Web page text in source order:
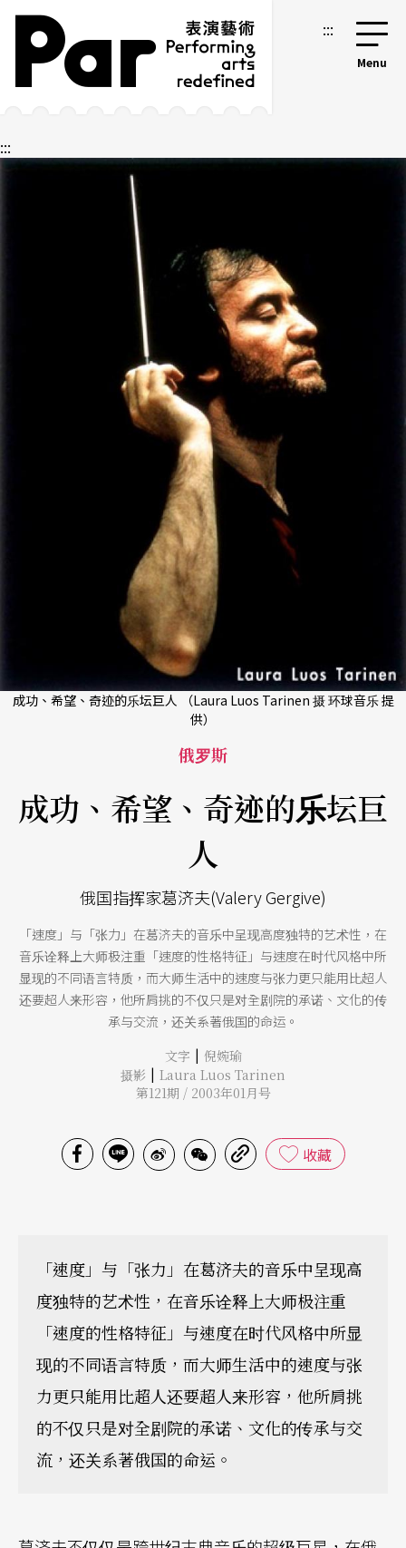
跳到主要内容区块
网站导览 :::
:::
成功、希望、奇迹的乐坛巨人 （Laura Luos Tarinen 摄 环球音乐 提
供）
俄罗斯
成功、希望、奇迹的乐坛巨
人
俄国指挥家葛济夫(Valery Gergive)
「速度」与「张力」在葛济夫的音乐中呈现高度独特的艺术性，在
音乐诠释上大师极注重「速度的性格特征」与速度在时代风格中所
显现的不同语言特质，而大师生活中的速度与张力更只能用比超人
还要超人来形容，他所肩挑的不仅只是对全剧院的承诺、文化的传
承与交流，还关系著俄国的命运。
文字 | 倪婉瑜
摄影 | Laura Luos Tarinen
第121期 / 2003年01月号
收藏
「速度」与「张力」在葛济夫的音乐中呈现高
度独特的艺术性，在音乐诠释上大师极注重
「速度的性格特征」与速度在时代风格中所显
现的不同语言特质，而大师生活中的速度与张
力更只能用比超人还要超人来形容，他所肩挑
的不仅只是对全剧院的承诺、文化的传承与交
流，还关系著俄国的命运。